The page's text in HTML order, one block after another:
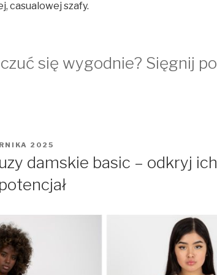
casualowej szafy.
się wygodnie? Sięgnij po
2025
damskie basic – odkryj ich